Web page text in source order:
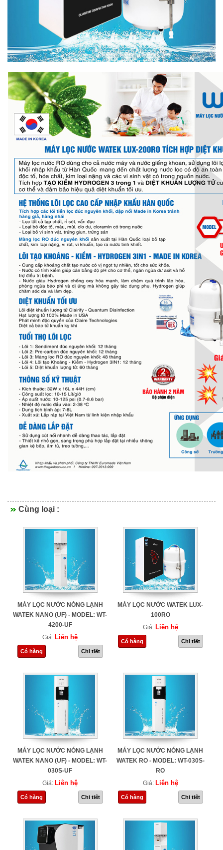
Cùng loại :
MÁY LỌC NƯỚC NÓNG LẠNH
WATEK NANO (UF) - MODEL: WT-
4200-UF
Giá: Liên hệ
Có hàng Chi tiết
MÁY LỌC NƯỚC WATEK LUX-
100RO
Giá: Liên hệ
Có hàng Chi tiết
MÁY LỌC NƯỚC NÓNG LẠNH
WATEK NANO (UF) - MODEL: WT-
030S-UF
Giá: Liên hệ
Có hàng Chi tiết
MÁY LỌC NƯỚC NÓNG LẠNH
WATEK RO - MODEL: WT-030S-
RO
Giá: Liên hệ
Có hàng Chi tiết